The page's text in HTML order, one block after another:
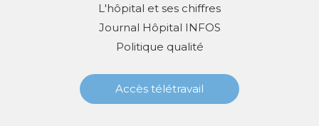
L'hôpital et ses chiffres
Journal Hôpital INFOS
Politique qualité
Accès télétravail